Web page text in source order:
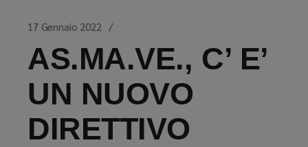
17 Gennaio 2022
AS.MA.VE., C’ E’
UN NUOVO
DIRETTIVO